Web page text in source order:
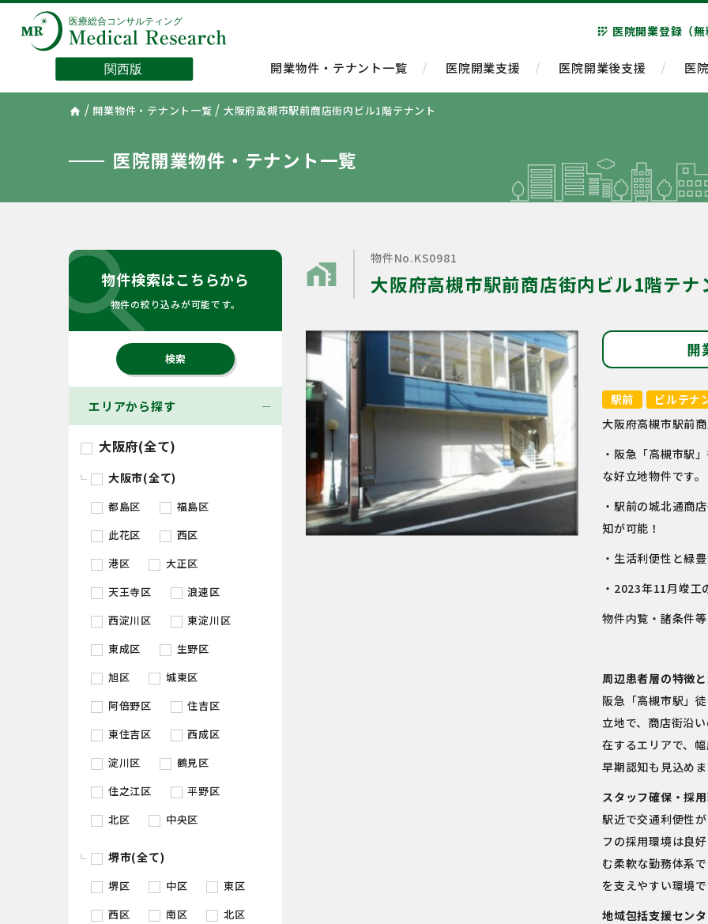
app_registration 医院開業登録（
開業物件・テナント一覧 医院開業支援 医院開業後支援 医
home / 開業物件・テナント一覧 / 大阪府高槻市駅前商店街内ビル1階テナント
医院開業物件・テナント一覧
物件検索はこちらから
物件の絞り込みが可能です。
search
エリアから探す
大阪府(全て)
大阪市(全て)
都島区
福島区
此花区
西区
港区
大正区
天王寺区
浪速区
西淀川区
東淀川区
東成区
生野区
旭区
城東区
阿倍野区
住吉区
東住吉区
西成区
淀川区
鶴見区
住之江区
平野区
北区
中央区
堺市(全て)
堺区 中区
東区
西区
南区 北区
home_work
物件No.KS0981
大阪府高槻市駅前商店街内ビル1階テナ
開
駅前
ビルテナ
大阪府高槻市駅前
・阪急「高槻市駅
な好立地物件です。
・駅前の城北通商
知が可能！
・生活利便性と緑
・2023年11月竣工
物件内覧・諸条件
周辺患者層の特徴
阪急「高槻市駅」
立地で、商店街沿
在するエリアで、
早期認知も見込め
スタッフ確保・採
駅近で交通利便性
フの採用環境は良
む柔軟な勤務体系
を支えやすい環境
地域包括支援セン